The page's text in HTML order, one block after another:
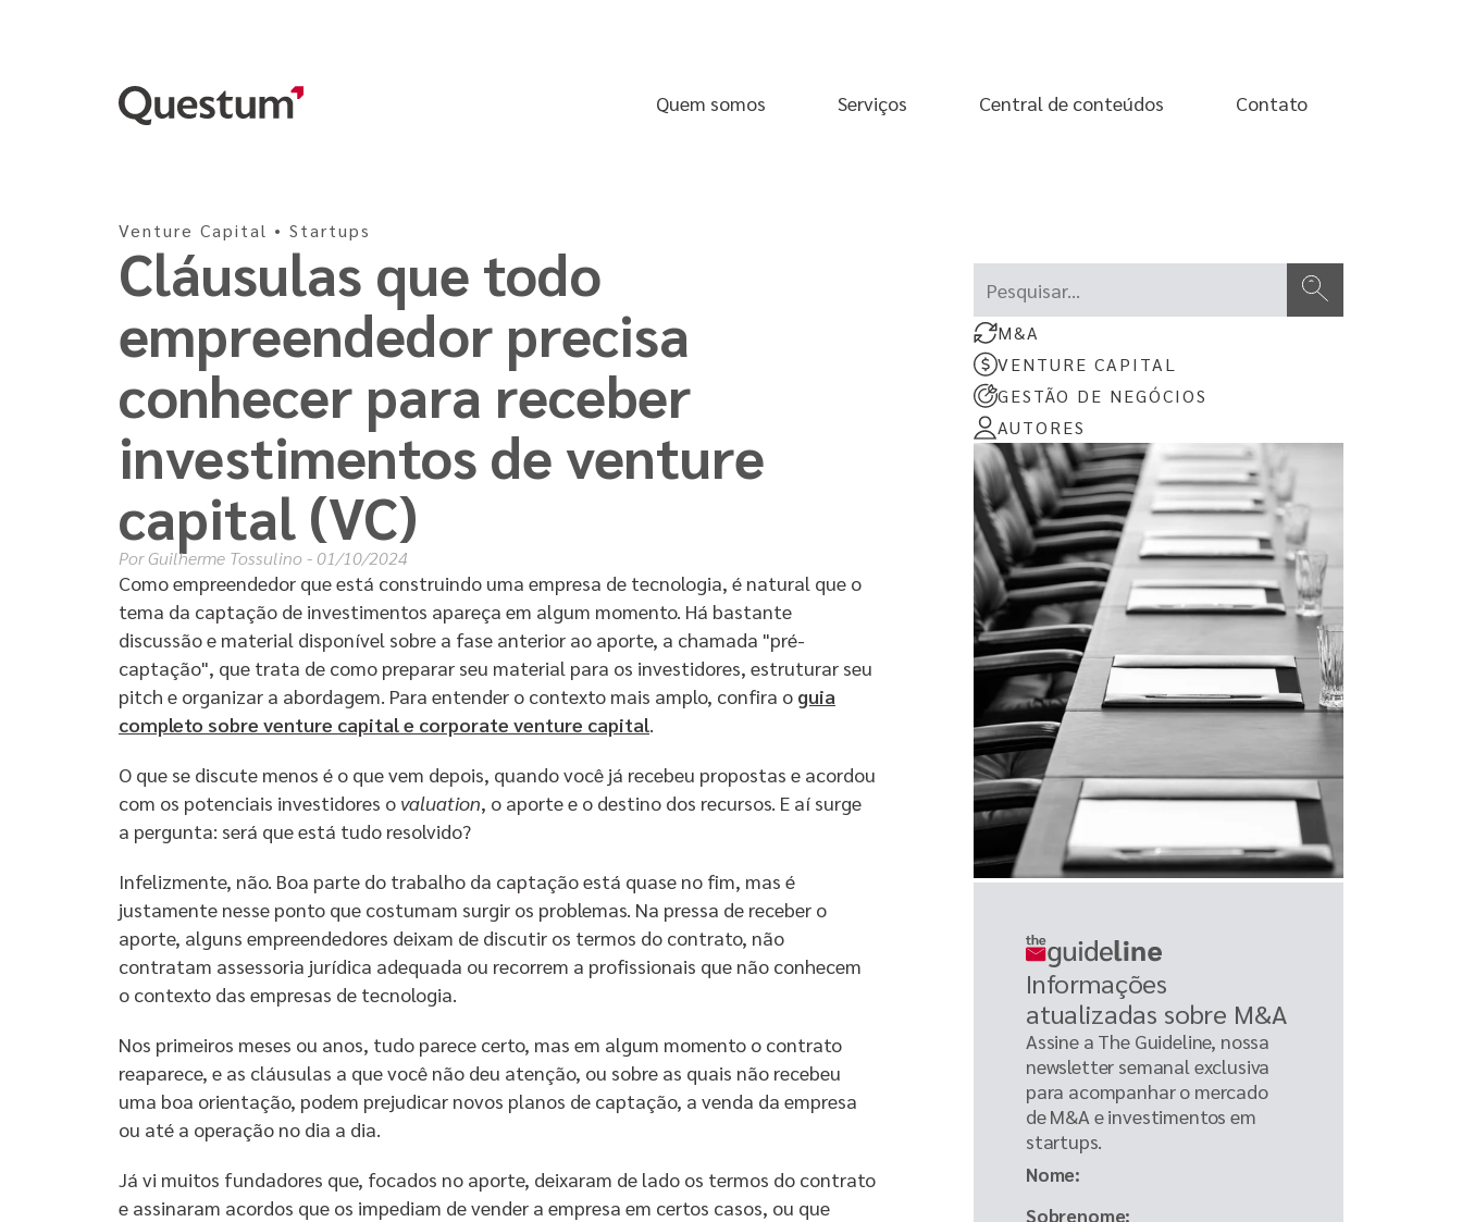
Quem somos Serviços Central de conteúdos Contato
Venture Capital • Startups
Cláusulas que todo
empreendedor precisa
conhecer para receber
investimentos de venture
capital (VC)
PorGuilherme Tossulino - 01/10/2024
Como empreendedor que está construindo uma empresa de tecnologia, é natural que o
tema da captação de investimentos apareça em algum momento. Há bastante
discussão e material disponível sobre a fase anterior ao aporte, a chamada "pré-
captação", que trata de como preparar seu material para os investidores, estruturar seu
pitch e organizar a abordagem. Para entender o contexto mais amplo, confira o guia
completo sobre venture capital e corporate venture capital.
O que se discute menos é o que vem depois, quando você já recebeu propostas e acordou
com os potenciais investidores o valuation, o aporte e o destino dos recursos. E aí surge
a pergunta: será que está tudo resolvido?
Infelizmente, não. Boa parte do trabalho da captação está quase no fim, mas é
justamente nesse ponto que costumam surgir os problemas. Na pressa de receber o
aporte, alguns empreendedores deixam de discutir os termos do contrato, não
contratam assessoria jurídica adequada ou recorrem a profissionais que não conhecem
o contexto das empresas de tecnologia.
Nos primeiros meses ou anos, tudo parece certo, mas em algum momento o contrato
reaparece, e as cláusulas a que você não deu atenção, ou sobre as quais não recebeu
uma boa orientação, podem prejudicar novos planos de captação, a venda da empresa
ou até a operação no dia a dia.
Já vi muitos fundadores que, focados no aporte, deixaram de lado os termos do contrato
e assinaram acordos que os impediam de vender a empresa em certos casos, ou que
Este é um campo de pesquisa com recurso de sugestão
Não há sugestões porque o campo de pesquisa está em
M&A
VENTURE CAPITAL
GESTÃO DE NEGÓCIOS
AUTORES
Informações
atualizadas sobre M&A
Assine a The Guideline, nossa
newsletter semanal exclusiva
para acompanhar o mercado
de M&A e investimentos em
startups.
Nome
Sobrenome